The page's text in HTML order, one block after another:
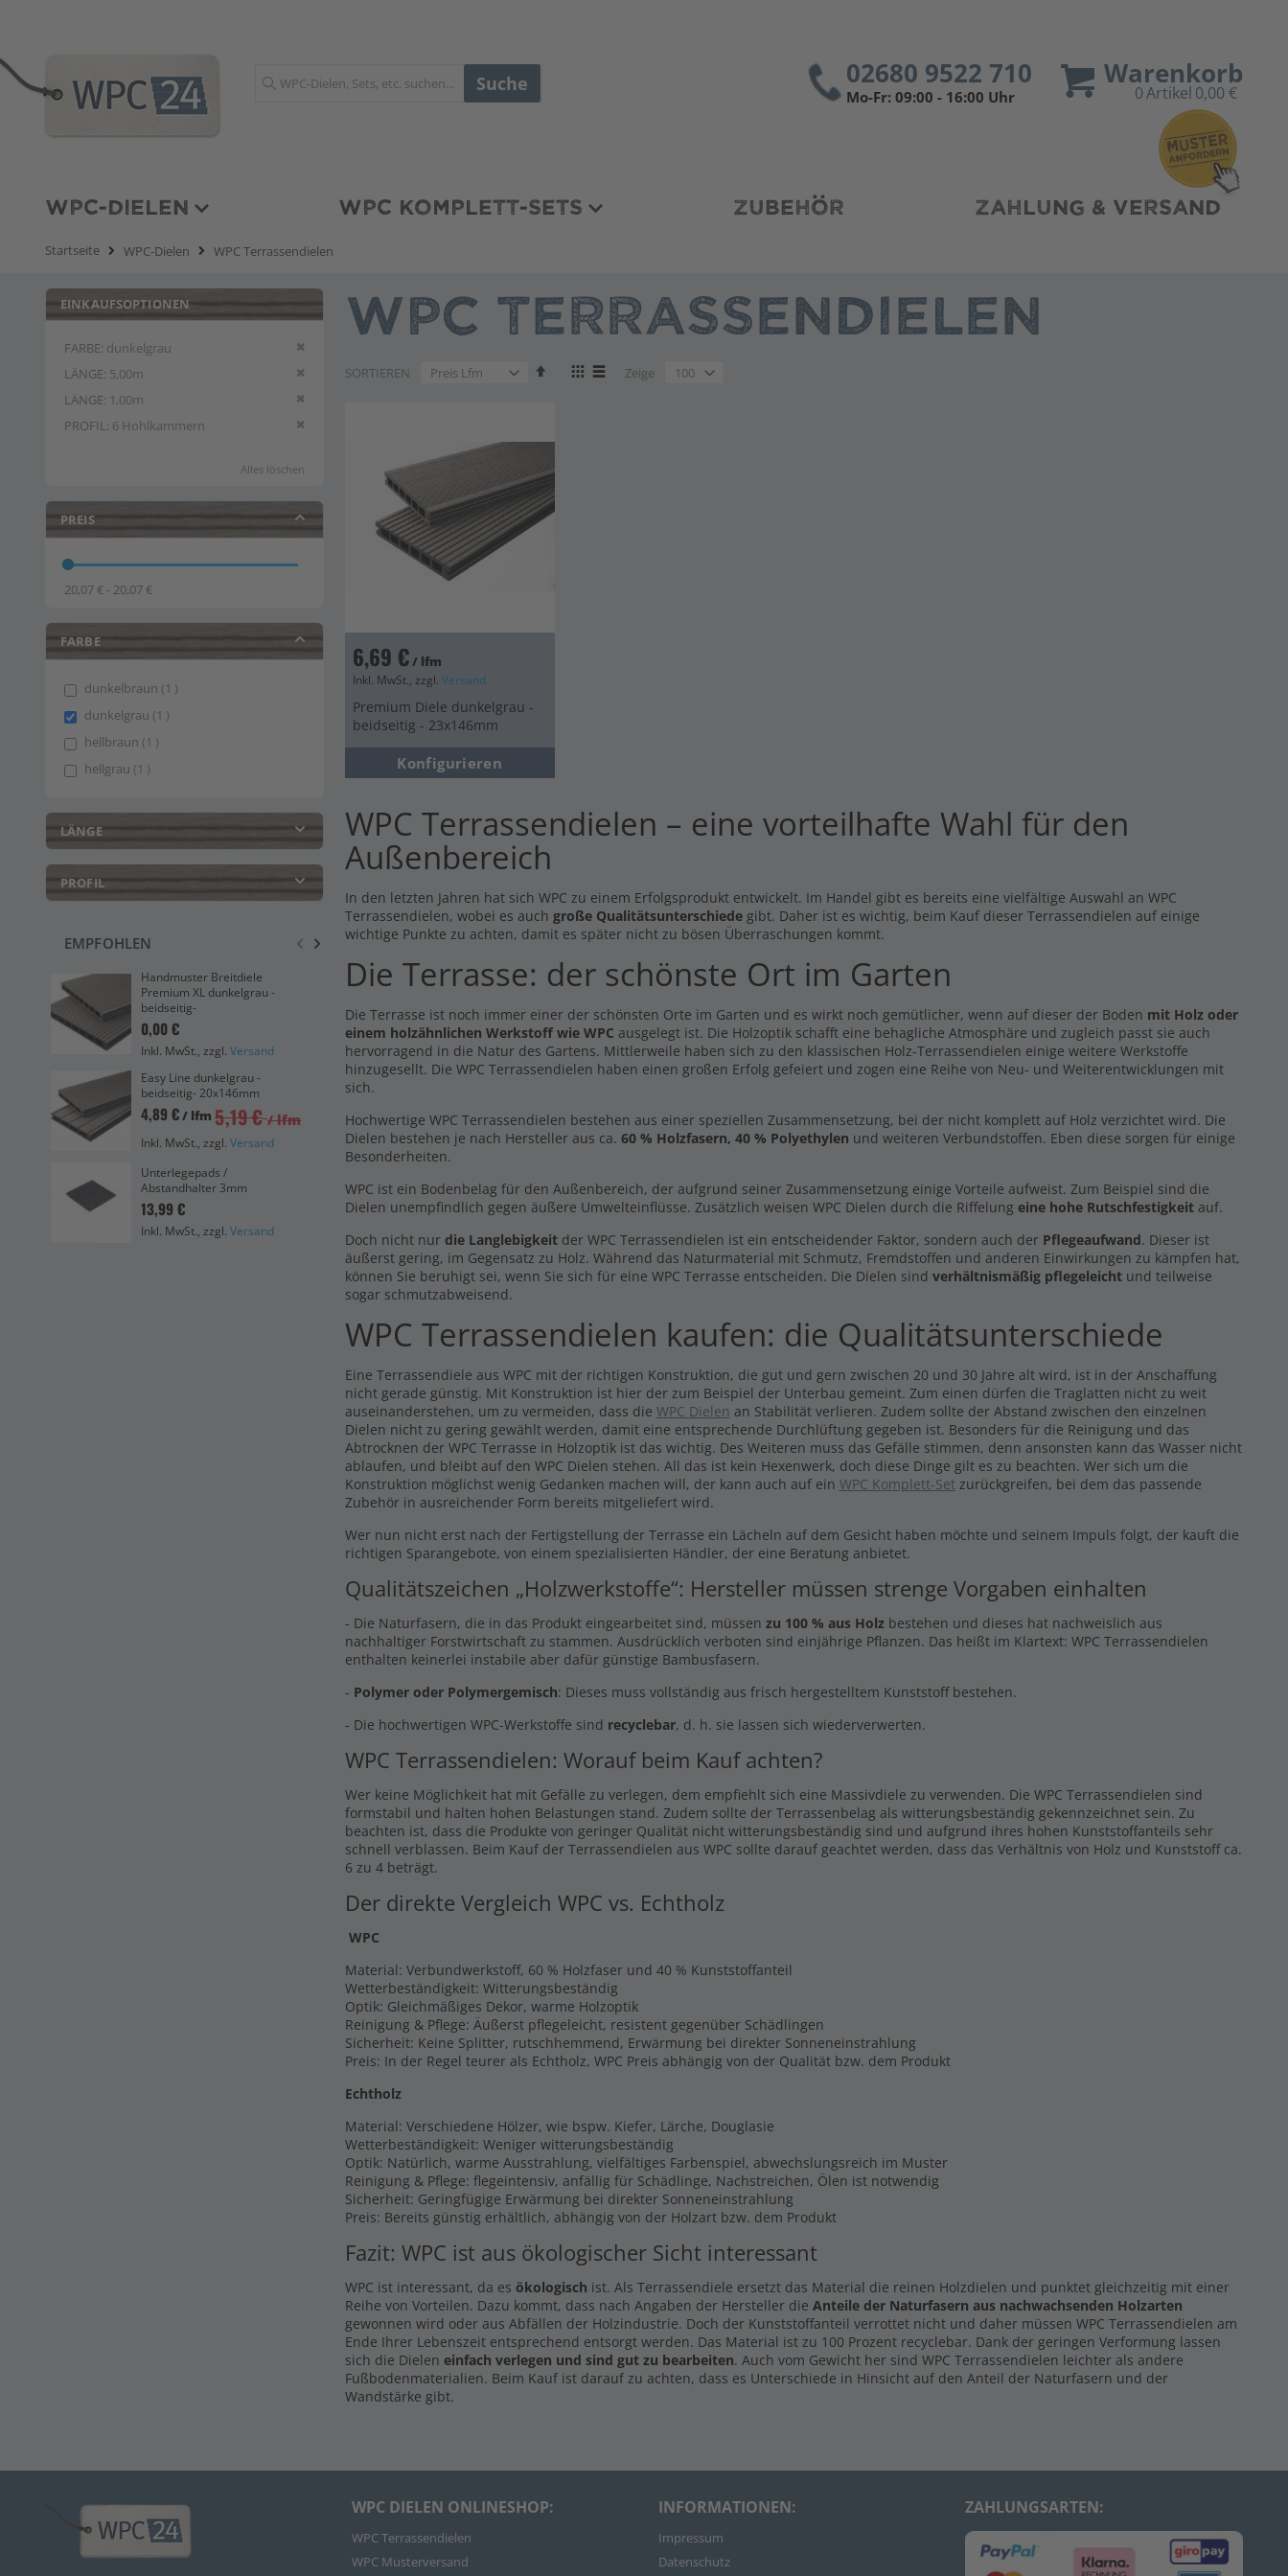
Warenkorb
0Artikel 0,00 €
Suche 02680 9522 710
Mo-Fr: 09:00 - 16:00 Uhr
WPC-DIELEN WPC KOMPLETT-SETS ZUBEHÖR ZAHLUNG & VERSAND
Startseite WPC-Dielen WPC Terrassendielen
WPC TERRASSENDIELEN
SORTIEREN
AbsteigendAnzeigen
Zeige
6,69 €/ lfm
Inkl. MwSt., zzgl. Versand
Premium Diele dunkelgrau -
beidseitig - 23x146mm
Konfigurieren
WPC Terrassendielen – eine vorteilhafte Wahl für den
Außenbereich
In den letzten Jahren hat sich WPC zu einem Erfolgsprodukt entwickelt. Im Handel gibt es bereits eine vielfältige Auswahl an WPC
Terrassendielen, wobei es auch große Qualitätsunterschiede gibt. Daher ist es wichtig, beim Kauf dieser Terrassendielen auf einige
wichtige Punkte zu achten, damit es später nicht zu bösen Überraschungen kommt.
Die Terrasse: der schönste Ort im Garten
Die Terrasse ist noch immer einer der schönsten Orte im Garten und es wirkt noch gemütlicher, wenn auf dieser der Boden mit Holz oder
einem holzähnlichen Werkstoff wie WPC ausgelegt ist. Die Holzoptik schafft eine behagliche Atmosphäre und zugleich passt sie auch
hervorragend in die Natur des Gartens. Mittlerweile haben sich zu den klassischen Holz-Terrassendielen einige weitere Werkstoffe
hinzugesellt. Die WPC Terrassendielen haben einen großen Erfolg gefeiert und zogen eine Reihe von Neu- und Weiterentwicklungen mit
sich.
Hochwertige WPC Terrassendielen bestehen aus einer speziellen Zusammensetzung, bei der nicht komplett auf Holz verzichtet wird. Die
Dielen bestehen je nach Hersteller aus ca. 60 % Holzfasern, 40 % Polyethylen und weiteren Verbundstoffen. Eben diese sorgen für einige
Besonderheiten.
WPC ist ein Bodenbelag für den Außenbereich, der aufgrund seiner Zusammensetzung einige Vorteile aufweist. Zum Beispiel sind die
Dielen unempfindlich gegen äußere Umwelteinflüsse. Zusätzlich weisen WPC Dielen durch die Riffelung eine hohe Rutschfestigkeitauf.
Doch nicht nur die Langlebigkeitder WPC Terrassendielen ist ein entscheidender Faktor, sondern auch der Pflegeaufwand. Dieser ist
äußerst gering, im Gegensatz zu Holz. Während das Naturmaterial mit Schmutz, Fremdstoffen und anderen Einwirkungen zu kämpfen hat,
können Sie beruhigt sei, wenn Sie sich für eine WPC Terrasse entscheiden. Die Dielen sind verhältnismäßig pflegeleichtund teilweise
sogar schmutzabweisend.
WPC Terrassendielen kaufen: die Qualitätsunterschiede
Eine Terrassendiele aus WPC mit der richtigen Konstruktion, die gut und gern zwischen 20 und 30 Jahre alt wird, ist in der Anschaffung
nicht gerade günstig. Mit Konstruktion ist hier der zum Beispiel der Unterbau gemeint. Zum einen dürfen die Traglatten nicht zu weit
auseinanderstehen, um zu vermeiden, dass die WPC Dielen an Stabilität verlieren. Zudem sollte der Abstand zwischen den einzelnen
Dielen nicht zu gering gewählt werden, damit eine entsprechende Durchlüftung gegeben ist. Besonders für die Reinigung und das
Abtrocknen der WPC Terrasse in Holzoptik ist das wichtig. Des Weiteren muss das Gefälle stimmen, denn ansonsten kann das Wasser nicht
ablaufen, und bleibt auf den WPC Dielen stehen. All das ist kein Hexenwerk, doch diese Dinge gilt es zu beachten. Wer sich um die
Konstruktion möglichst wenig Gedanken machen will, der kann auch auf ein WPC Komplett-Setzurückgreifen, bei dem das passende
Zubehör in ausreichender Form bereits mitgeliefert wird.
Wer nun nicht erst nach der Fertigstellung der Terrasse ein Lächeln auf dem Gesicht haben möchte und seinem Impuls folgt, der kauft die
richtigen Sparangebote, von einem spezialisierten Händler, der eine Beratung anbietet.
Qualitätszeichen „Holzwerkstoffe“: Hersteller müssen strenge Vorgaben einhalten
- Die Naturfasern, die in das Produkt eingearbeitet sind, müssen zu 100 % aus Holz bestehen und dieses hat nachweislich aus
nachhaltiger Forstwirtschaft zu stammen. Ausdrücklich verboten sind einjährige Pflanzen. Das heißt im Klartext: WPC Terrassendielen
enthalten keinerlei instabile aber dafür günstige Bambusfasern.
- Polymer oder Polymergemisch: Dieses muss vollständig aus frisch hergestelltem Kunststoff bestehen.
- Die hochwertigen WPC-Werkstoffe sind recyclebar, d. h. sie lassen sich wiederverwerten.
WPC Terrassendielen: Worauf beim Kauf achten?
Wer keine Möglichkeit hat mit Gefälle zu verlegen, dem empfiehlt sich eine Massivdiele zu verwenden. Die WPC Terrassendielen sind
formstabil und halten hohen Belastungen stand. Zudem sollte der Terrassenbelag als witterungsbeständig gekennzeichnet sein. Zu
beachten ist, dass die Produkte von geringer Qualität nicht witterungsbeständig sind und aufgrund ihres hohen Kunststoffanteils sehr
schnell verblassen. Beim Kauf der Terrassendielen aus WPC sollte darauf geachtet werden, dass das Verhältnis von Holz und Kunststoff ca.
6 zu 4 beträgt.
Der direkte Vergleich WPC vs. Echtholz
WPC
Material: Verbundwerkstoff, 60 % Holzfaser und 40 % Kunststoffanteil
Wetterbeständigkeit: Witterungsbeständig
Optik: Gleichmäßiges Dekor, warme Holzoptik
Reinigung & Pflege: Äußerst pflegeleicht, resistent gegenüber Schädlingen
Sicherheit: Keine Splitter, rutschhemmend, Erwärmung bei direkter Sonneneinstrahlung
Preis: In der Regel teurer als Echtholz, WPC Preis abhängig von der Qualität bzw. dem Produkt
Echtholz
Material: Verschiedene Hölzer, wie bspw. Kiefer, Lärche, Douglasie
Wetterbeständigkeit: Weniger witterungsbeständig
Optik: Natürlich, warme Ausstrahlung, vielfältiges Farbenspiel, abwechslungsreich im Muster
Reinigung & Pflege: flegeintensiv, anfällig für Schädlinge, Nachstreichen, Ölen ist notwendig
Sicherheit: Geringfügige Erwärmung bei direkter Sonneneinstrahlung
Preis: Bereits günstig erhältlich, abhängig von der Holzart bzw. dem Produkt
Fazit: WPC ist aus ökologischer Sicht interessant
WPC ist interessant, da es ökologisch ist. Als Terrassendiele ersetzt das Material die reinen Holzdielen und punktet gleichzeitig mit einer
Reihe von Vorteilen. Dazu kommt, dass nach Angaben der Hersteller die Anteile der Naturfasern aus nachwachsenden Holzarten
gewonnen wird oder aus Abfällen der Holzindustrie. Doch der Kunststoffanteil verrottet nicht und daher müssen WPC Terrassendielen am
Ende Ihrer Lebenszeit entsprechend entsorgt werden. Das Material ist zu 100 Prozent recyclebar. Dank der geringen Verformung lassen
sich die Dielen einfach verlegen und sind gut zu bearbeiten. Auch vom Gewicht her sind WPC Terrassendielen leichter als andere
Fußbodenmaterialien. Beim Kauf ist darauf zu achten, dass es Unterschiede in Hinsicht auf den Anteil der Naturfasern und der
Wandstärke gibt.
EINKAUFSOPTIONEN
FARBE dunkelgrau
Diesen Artikel entfernen
LÄNGE 5,00m
Diesen Artikel entfernen
LÄNGE 1,00m
Diesen Artikel entfernen
PROFIL 6 Hohlkammern Diesen Artikel entfernen
Alles löschen
PREIS
20,07 € - 20,07 €
FARBE
dunkelbraun 1 item
dunkelgrau 1 item
hellbraun 1 item
hellgrau 1 item
LÄNGE
PROFIL
EMPFOHLEN
Handmuster Breitdiele
Premium XL dunkelgrau -
beidseitig-
0,00 €
Inkl. MwSt., zzgl. Versand
Easy Line dunkelgrau -
beidseitig- 20x146mm
4,89 €/ lfm 5,19 € / lfm
Inkl. MwSt., zzgl. Versand
Unterlegepads /
Abstandhalter 3mm
13,99 €
Inkl. MwSt., zzgl. Versand
Handmuster Breitdiele
beidseitig-
0,00 €
Inkl. MwSt., zzgl.Versand
19,99 €
Inkl. MwSt., zzgl.Versand
dunkelgrau - beidseitig -
20x200mm
12,69 €
Inkl. MwSt., zzgl.Versand
Volldielen XL Komplett Set 5m
931,02 €
Inkl. MwSt., zzgl.Versand
Volldielen Komplett Set 3m
Inkl. MwSt., zzgl. Versand
0,00 €
WPC DIELEN ONLINESHOP:
WPC Terrassendielen
WPC Musterversand
INFORMATIONEN:
Impressum
Datenschutz
ZAHLUNGSARTEN: